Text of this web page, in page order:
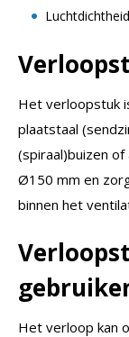
Het verloopstuk
plaatstaal
(spiraal)buizen
Ø150 mm en
binnen het
Het verloop kan